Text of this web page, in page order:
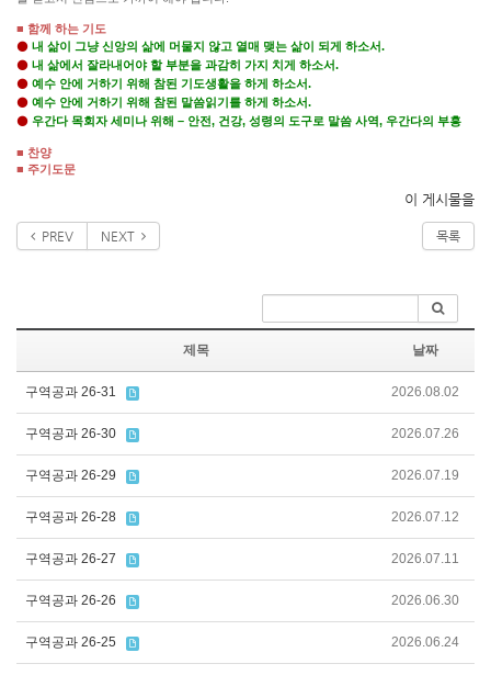
■ 함께 하는 기도
⚫ 내 삶이 그냥 신앙의 삶에 머물지 않고 열매 맺는 삶이 되게 하소서.
⚫ 내 삶에서 잘라내어야 할 부분을 과감히 가지 치게 하소서.
⚫ 예수 안에 거하기 위해 참된 기도생활을 하게 하소서.
⚫ 예수 안에 거하기 위해 참된 말씀읽기를 하게 하소서.
⚫ 우간다 목회자 세미나 위해 – 안전, 건강, 성령의 도구로 말씀 사역, 우간다의 부흥
■ 찬양
■ 주기도문
이 게시물을
PREV NEXT 목록
제목 날짜
구역공과 26-31 2026.08.02
구역공과 26-30 2026.07.26
구역공과 26-29 2026.07.19
구역공과 26-28 2026.07.12
구역공과 26-27 2026.07.11
구역공과 26-26 2026.06.30
구역공과 26-25 2026.06.24